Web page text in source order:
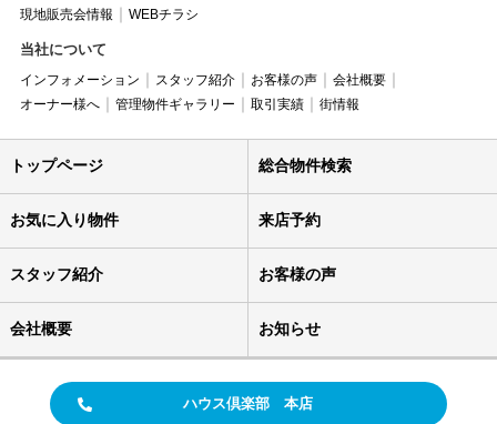
現地販売会情報 WEBチラシ
当社について
インフォメーション スタッフ紹介 お客様の声
会社概要
オーナー様へ
管理物件ギャラリー 取引実績 街情報
トップページ 総合物件検索
お気に入り物件 来店予約
スタッフ紹介 お客様の声
会社概要 お知らせ
ハウス倶楽部 本店